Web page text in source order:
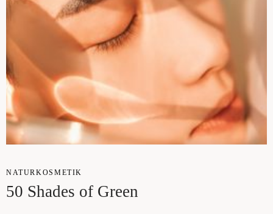
NATUR­KOS­ME­TIK
50 Shades of Green